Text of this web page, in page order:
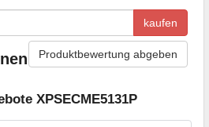
kaufen
Produktbewertung abgeben
XPSECME5131P